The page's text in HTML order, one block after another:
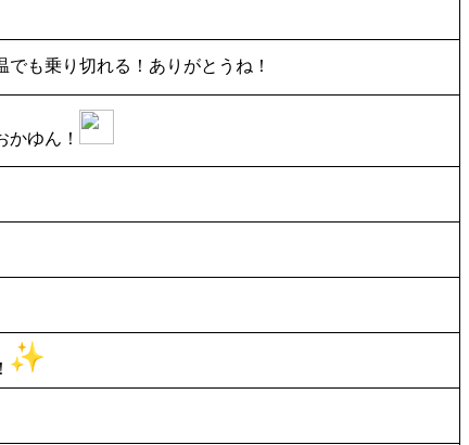
も乗り切れる！ありがとうね！
ゆん！